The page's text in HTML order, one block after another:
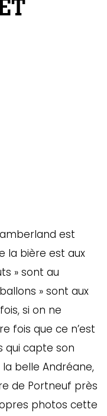
est
la bière est aux
» sont au
» sont aux
si on ne
fois que ce n’est
qui capte son
la belle Andréane,
de Portneuf près
photos cette